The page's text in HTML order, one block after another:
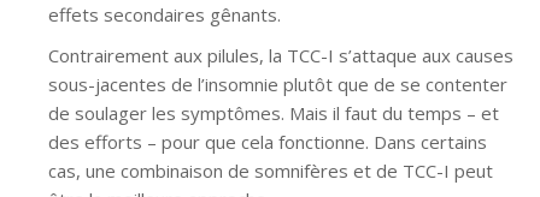
effets secondaires gênants.
Contrairement aux pilules, la TCC-I s’attaque aux causes
sous-jacentes de l’insomnie plutôt que de se contenter
de soulager les symptômes. Mais il faut du temps – et
des efforts – pour que cela fonctionne. Dans certains
cas, une combinaison de somnifères et de TCC-I peut